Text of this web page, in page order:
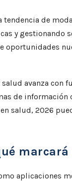
tendencia de
y gestionando
oportunidades
avanza con
de información
salud, 2026
marcará
aplicaciones